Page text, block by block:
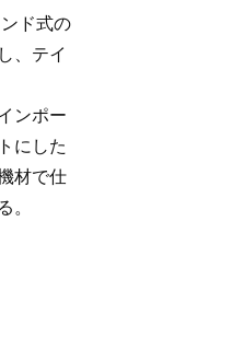
ド式の
、テイ
ンポー
にした
材で仕
。